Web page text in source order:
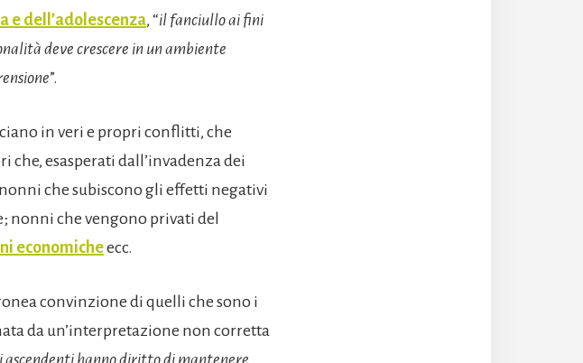
e dell’adolescenza, “il fanciullo ai fini
deve crescere in un ambiente
”.
in veri e propri conflitti, che
esasperati dall’invadenza dei
che subiscono gli effetti negativi
nonni che vengono privati del
economicheecc.
convinzione di quelli che sono i
da un’interpretazione non corretta
ascendenti hanno diritto di mantenere